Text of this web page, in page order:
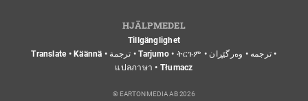
HJÄLPMEDEL
Tillgänglighet
Translate • Käännä • ترجمة • Tarjumo • ትርጉም • ترجمه • وەرگێڕان •
แปลภาษา • Tłumacz
© EARTON MEDIA AB 2026